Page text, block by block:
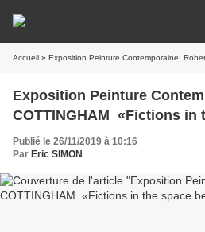
Accueil » Exposition Peinture Contemporaine: Robert
Exposition Peinture
COTTINGHAM «Fictions in
Publié le 26/11/2019 à 10:16
Par Eric SIMON